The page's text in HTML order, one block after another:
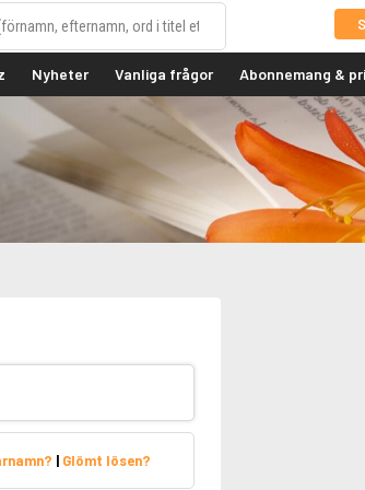
Nyheter Vanliga frågor Abonnemang &
| Glömt lösen?